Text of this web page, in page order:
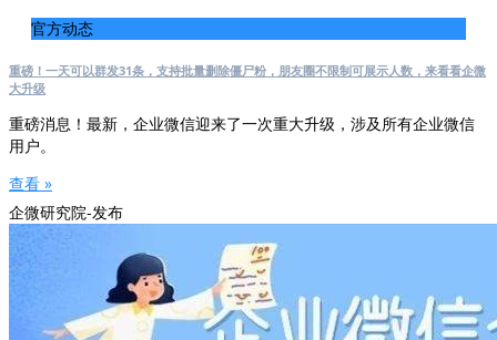
官方动态
重磅！一天可以群发31条，支持批量删除僵尸粉，朋友圈不限制可展示人数，来看看企微
大升级
重磅消息！最新，企业微信迎来了一次重大升级，涉及所有企业微信
用户。
查看 »
企微研究院-发布